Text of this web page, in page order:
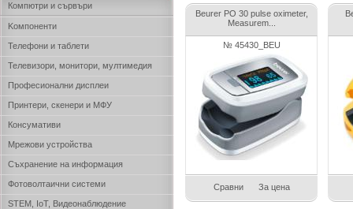
Компютри и сървъри
Kомпоненти
Телефони и таблети
Телевизори, монитори, мултимедия
Професионални дисплеи
Принтери, скенери и МФУ
Консумативи
Мрежови устройства
Съхранение на информация
Фотоволтаични системи
STEM, IoT, Видеонаблюдение
Beurer PO 30 pulse oximeter,
Measurem...
№ 45430_BEU
Сравни За цена